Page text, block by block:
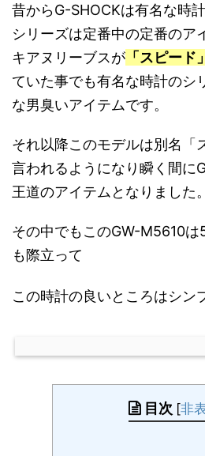
昔からG-SHOCKは有名な時
シリーズは定番中の定番のア
キアヌリーブスが 「スピード」
ていた事でも有名な時計のシ
な男臭いアイテムです。
それ以降このモデルは別名「
言われるようになり瞬く間に
王道のアイテムとなりました。
その中でもこのGW-M5610
も際立って
この時計の良いところはシン
目次 [非